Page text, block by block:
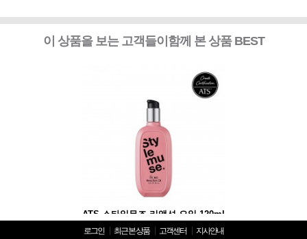
이 상품을 보는 고객들이함께 본 상품 BEST
ATS 스타일뮤즈 리액션 오일 120ml
로그인 최근 본 상품 고객센터 지사안내